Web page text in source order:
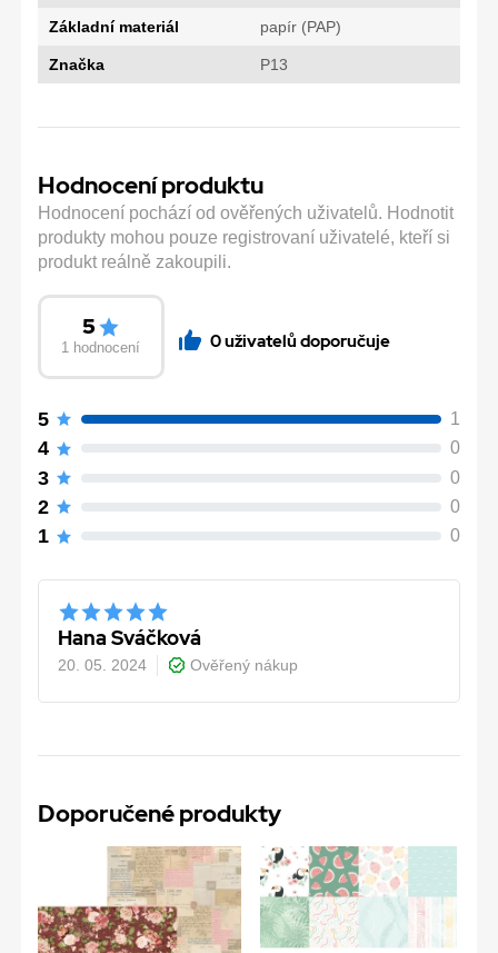
Základní materiál papír (PAP)
Značka P13
Hodnocení produktu
Hodnocení pochází od ověřených uživatelů. Hodnotit
produkty mohou pouze registrovaní uživatelé, kteří si
produkt reálně zakoupili.
5
1 hodnocení 0 uživatelů doporučuje
5 1
4 0
3 0
2 0
1 0
Hana Sváčková
20. 05. 2024 Ověřený nákup
Doporučené produkty